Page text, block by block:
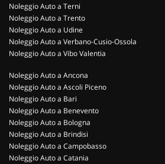
Noleggio Auto a Terni
Noleggio Auto a Trento
Noleggio Auto a Udine
Noleggio Auto a Verbano-Cusio-Ossola
Noleggio Auto a Vibo Valentia
Noleggio Auto a Ancona
Noleggio Auto a Ascoli Piceno
Noleggio Auto a Bari
Noleggio Auto a Benevento
Noleggio Auto a Bologna
Noleggio Auto a Brindisi
Noleggio Auto a Campobasso
Noleggio Auto a Catania